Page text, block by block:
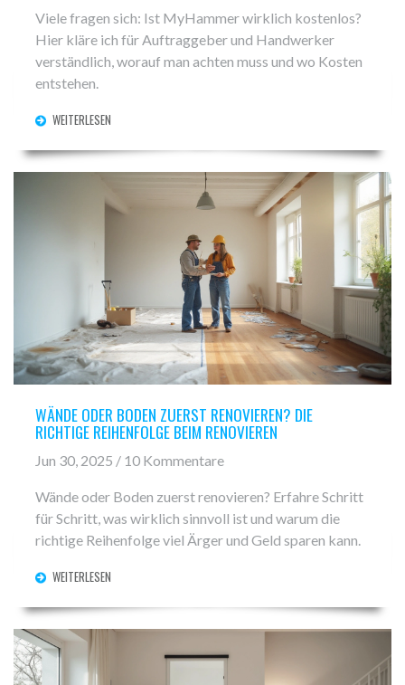
Viele fragen sich: Ist MyHammer wirklich kostenlos?
Hier kläre ich für Auftraggeber und Handwerker
verständlich, worauf man achten muss und wo Kosten
entstehen.
WEITERLESEN
WÄNDE ODER BODEN ZUERST RENOVIEREN? DIE
RICHTIGE REIHENFOLGE BEIM RENOVIEREN
Jun 30, 2025 / 10 Kommentare
Wände oder Boden zuerst renovieren? Erfahre Schritt
für Schritt, was wirklich sinnvoll ist und warum die
richtige Reihenfolge viel Ärger und Geld sparen kann.
WEITERLESEN